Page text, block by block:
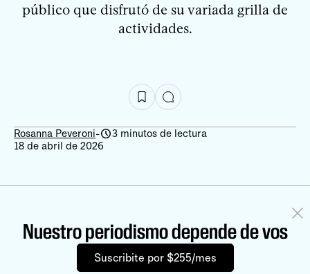
público que disfrutó de su variada grilla de
actividades.
Rosanna Peveroni-
3 minutos de lectura
18 de abril de 2026
Nuestro periodismo depende de vos
Suscribite por $255/mes